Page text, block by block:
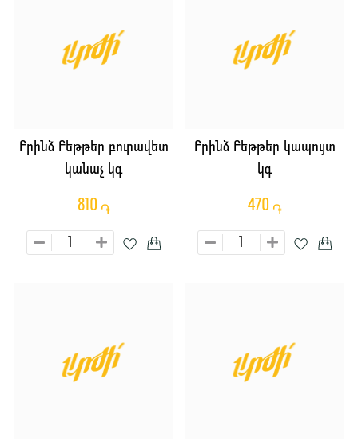
Բրինձ Բեթթեր բուրավետ
կանաչ կգ
810 ֏
Բրինձ Բեթթեր կապույտ
կգ
470 ֏